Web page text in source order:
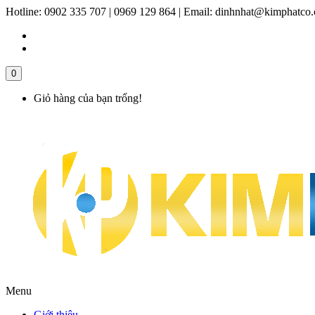
Hotline: 0902 335 707 | 0969 129 864 | Email:
0
Giỏ hàng của bạn trống!
Menu